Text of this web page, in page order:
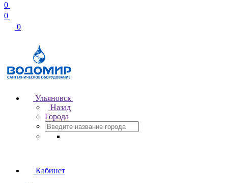
0
0
0
Ульяновск
Назад
Города
Кабинет